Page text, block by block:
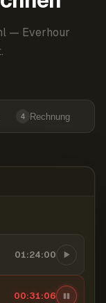
— Everhour
4 Rechnung
01:24:00
00:31:07